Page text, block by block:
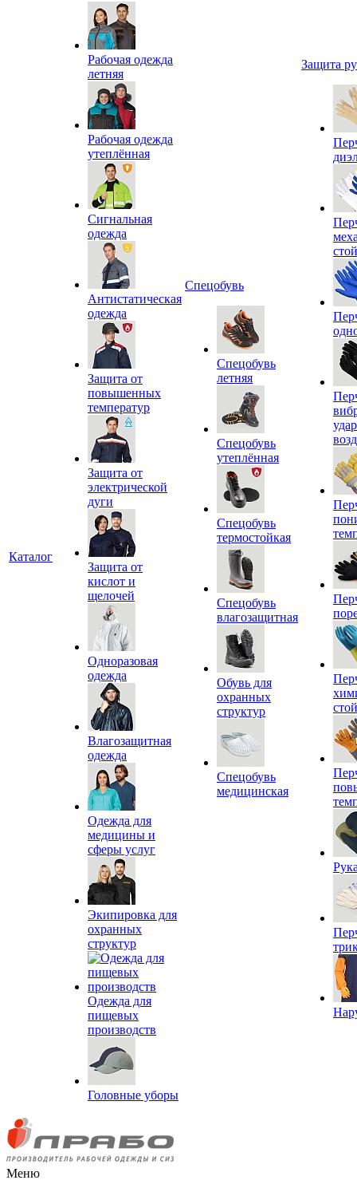
Каталог
Рабочая одежда
летняя
Рабочая одежда
утеплённая
Сигнальная
одежда
Антистатическая
одежда
Защита от
повышенных
температур
Защита от
электрической
дуги
Защита от
кислот и
щелочей
Одноразовая
одежда
Влагозащитная
одежда
Одежда для
медицины и
сферы услуг
Экипировка для
охранных
структур
Одежда для
пищевых
производств
Головные уборы
Спецобувь
Спецобувь
летняя
Спецобувь
утеплённая
Спецобувь
термостойкая
Спецобувь
влагозащитная
Обувь для
охранных
структур
Спецобувь
медицинская
Защита
Меню